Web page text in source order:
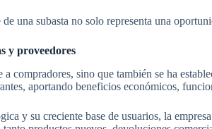
una subasta no solo representa una
y proveedores
a compradores, sino que también se ha
aportando beneficios económicos,
y su creciente base de usuarios, la